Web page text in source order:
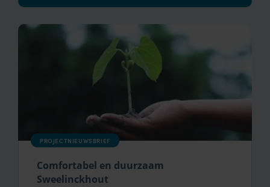
PROJECTNIEUWSBRIEF
Comfortabel en duurzaam
Sweelinckhout